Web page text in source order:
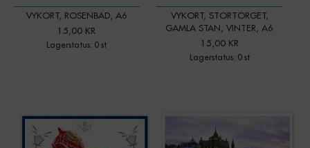
VYKORT, ROSENBAD, A6
15,00 KR
Lagerstatus: 0 st
VYKORT, STORTORGET,
GAMLA STAN, VINTER, A6
15,00 KR
Lagerstatus: 0 st